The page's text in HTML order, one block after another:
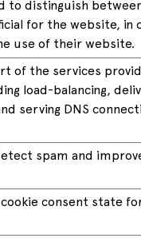
to distinguish
for the website, in
use of their website.
of the services
load-balancing,
serving DNS
spam and
consent state